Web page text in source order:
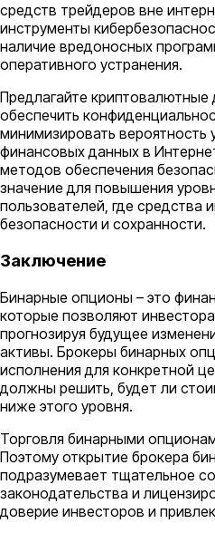
средств трейдеров вне
инструменты
наличие вредоносных
оперативного устранения.
Предлагайте криптовалютные
обеспечить
минимизировать вероятность
финансовых данных в
методов обеспечения
значение для повышения
пользователей, где средства
безопасности и сохранности.
Заключение
Бинарные опционы – это
которые позволяют
прогнозируя будущее
активы. Брокеры бинарных
исполнения для конкретной
должны решить, будет ли
ниже этого уровня.
Торговля бинарными
Поэтому открытие брокера
подразумевает тщательное
законодательства и
доверие инвесторов и